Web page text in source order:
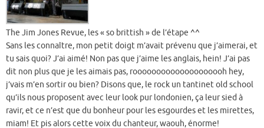
The Jim Jones Revue, les « so brittish » de l’étape ^^
Sans les connaître, mon petit doigt m’avait prévenu que j’aimerai, et
tu sais quoi? J’ai aimé! Non pas que j’aime les anglais, hein! J’ai pas
dit non plus que je les aimais pas, roooooooooooooooooooh hey,
j’vais m’en sortir ou bien? Disons que, le rock un tantinet old school
qu’ils nous proposent avec leur look pur londonien, ça leur sied à
ravir, et ce n’est que du bonheur pour les esgourdes et les mirettes,
miam! Et pis alors cette voix du chanteur, waouh, énorme!